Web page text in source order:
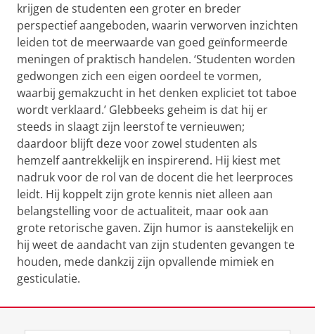
krijgen de studenten een groter en breder
perspectief aangeboden, waarin verworven inzichten
leiden tot de meerwaarde van goed geïnformeerde
meningen of praktisch handelen. ‘Studenten worden
gedwongen zich een eigen oordeel te vormen,
waarbij gemakzucht in het denken expliciet tot taboe
wordt verklaard.’ Glebbeeks geheim is dat hij er
steeds in slaagt zijn leerstof te vernieuwen;
daardoor blijft deze voor zowel studenten als
hemzelf aantrekkelijk en inspirerend. Hij kiest met
nadruk voor de rol van de docent die het leerproces
leidt. Hij koppelt zijn grote kennis niet alleen aan
belangstelling voor de actualiteit, maar ook aan
grote retorische gaven. Zijn humor is aanstekelijk en
hij weet de aandacht van zijn studenten gevangen te
houden, mede dankzij zijn opvallende mimiek en
gesticulatie.